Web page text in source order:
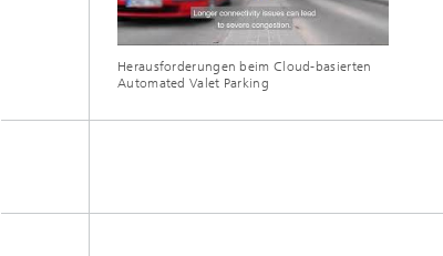
Herausforderungen beim Cloud-basierten
Automated Valet Parking